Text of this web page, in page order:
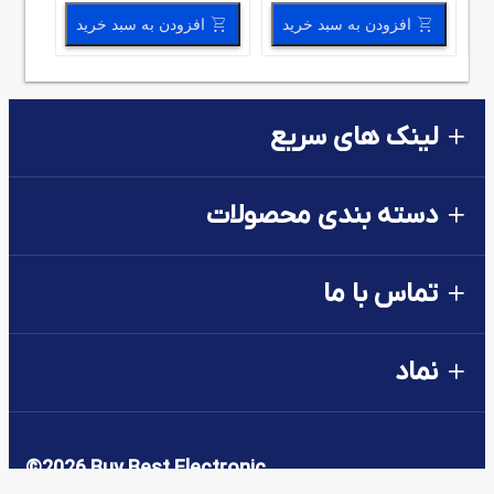
افزودن به سبد خرید افزودن به سبد خرید
لینک های سریع
دسته بندی محصولات
تماس با ما
نماد
©2026Buy Best Electronic